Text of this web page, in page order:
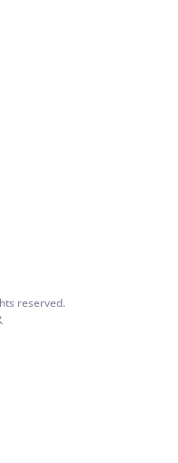
reserved.